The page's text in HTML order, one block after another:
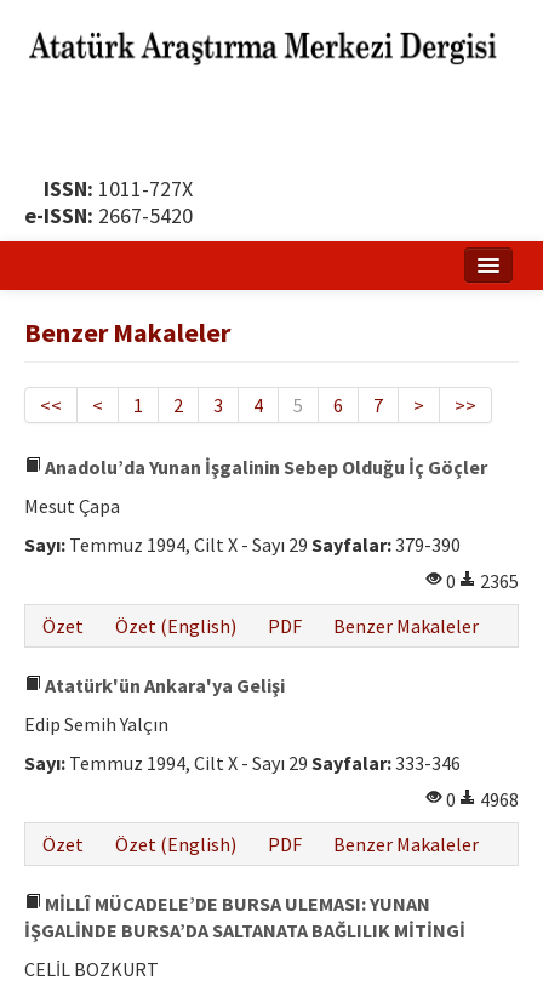
ISSN: 1011-727X
e-ISSN: 2667-5420
Yayın Politikası
Yayın İlkeleri
Etik İlkeler
Hakem Rehberi
İletişim
Benzer Makaleler
<< < 1 2 3 4 5 6 7 > >>
Anadolu’da Yunan İşgalinin Sebep Olduğu İç Göçler
Mesut Çapa
Sayı: Temmuz 1994, Cilt X - Sayı 29 Sayfalar:379-390
0
2365
Özet
Özet (English) PDF Benzer Makaleler
Atatürk'ün Ankara'ya Gelişi
Edip Semih Yalçın
Sayı: Temmuz 1994, Cilt X - Sayı 29 Sayfalar:333-346
0
4968
Özet
Özet (English) PDF Benzer Makaleler
MİLLÎ MÜCADELE’DE BURSA ULEMASI: YUNAN
İŞGALİNDE BURSA’DA SALTANATA BAĞLILIK MİTİNGİ
CELİL BOZKURT